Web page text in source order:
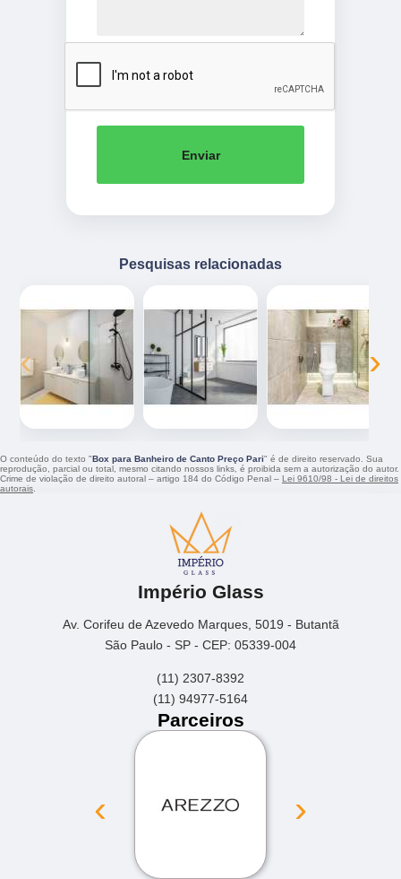
Enviar
Pesquisas relacionadas
‹ ›
O conteúdo do texto "Box para Banheiro de Canto Preço Pari" é de direito reservado. Sua
reprodução, parcial ou total, mesmo citando nossos links, é proibida sem a autorização do autor.
Crime de violação de direito autoral – artigo 184 do Código Penal – Lei 9610/98 - Lei de direitos
autorais
Império Glass
Av. Corifeu de Azevedo Marques, 5019 - Butantã
São Paulo - SP - CEP: 05339-004
(11) 2307-8392
(11) 94977-5164
Parceiros
‹ ›